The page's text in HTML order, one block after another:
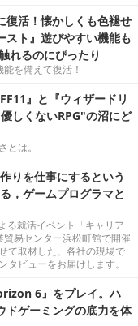
復活！懐かしくも色褪せ
スト』遊びやすい機能も
れるのにぴったり
を備えて復活！
』と『ウィザードリ
しくないRPG"の沼にど
は。
りを仕事にするという
，ゲームプログラマと
就活イベント「キャリア
易センター浜松町館で開催
て取材した、各社の現場で
ビューをお届けします。
6』をプレイ。ハ
ドゲーミングの底力を体